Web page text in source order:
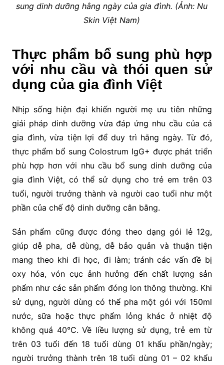
sung dinh dưỡng hằng ngày của gia đình. (Ảnh: Nu
Skin Việt Nam)
Thực phẩm bổ sung phù hợp
với nhu cầu và thói quen sử
dụng của gia đình Việt
Nhịp sống hiện đại khiến người mẹ ưu tiên những
giải pháp dinh dưỡng vừa đáp ứng nhu cầu của cả
gia đình, vừa tiện lợi để duy trì hằng ngày. Từ đó,
thực phẩm bổ sung Colostrum IgG+ được phát triển
phù hợp hơn với nhu cầu bổ sung dinh dưỡng của
gia đình Việt, có thể sử dụng cho trẻ em trên 03
tuổi, người trưởng thành và người cao tuổi như một
phần của chế độ dinh dưỡng cân bằng.
Sản phẩm cũng được đóng theo dạng gói lẻ 12g,
giúp dễ pha, dễ dùng, dễ bảo quản và thuận tiện
mang theo khi đi học, đi làm; tránh các vấn đề bị
oxy hóa, vón cục ảnh hưởng đến chất lượng sản
phẩm như các sản phẩm đóng lon thông thường. Khi
sử dụng, người dùng có thể pha một gói với 150ml
nước, sữa hoặc thực phẩm lỏng khác ở nhiệt độ
không quá 40°C. Về liều lượng sử dụng, trẻ em từ
trên 03 tuổi đến 18 tuổi dùng 01 khẩu phần/ngày;
người trưởng thành trên 18 tuổi dùng 01 – 02 khẩu